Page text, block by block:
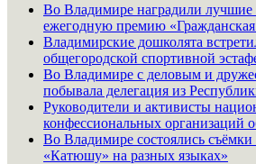
Во Владимире наградили
ежегодную премию «Гражданская
Владимирские дошколята
общегородской спортивной
Во Владимире с деловым и
побывала делегация из
Руководители и активисты
конфессиональных организаций
Во Владимире состоялись
«Катюшу» на разных языках»